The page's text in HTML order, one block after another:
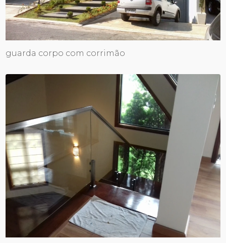
guarda corpo com corrimão